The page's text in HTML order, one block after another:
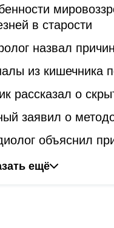
в старости
назвал
из кишечника
рассказал о
заявил о
объяснил
ещё